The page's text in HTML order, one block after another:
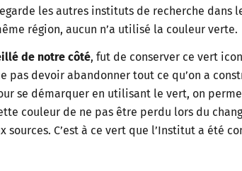
les autres instituts de recherche dans
région, aucun n’a utilisé la couleur verte.
de notre côté, fut de conserver ce vert
pas devoir abandonner tout ce qu’on a
se démarquer en utilisant le vert, on
couleur de ne pas être perdu lors du
C’est à ce vert que l’Institut a été